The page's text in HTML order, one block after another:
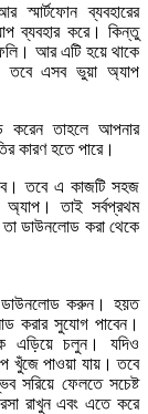
ব্যবহারের
ব্যবহার করে। কিন্তু
আর এটি হয়ে থাকে
তবে এসব ভুয়া অ্যাপ
করেন তাহলে আপনার
কারণ হতে পারে।
তবে এ কাজটি সহজ
অ্যাপ। তাই সর্বপ্রথম
তা ডাউনলোড করা থেকে
ডাউনলোড করুন। হয়ত
করার সুযোগ পাবেন।
এড়িয়ে চলুন। যদিও
খুঁজে পাওয়া যায়। তবে
সরিয়ে ফেলতে সচেষ্ট
রাখুন এবং এতে করে